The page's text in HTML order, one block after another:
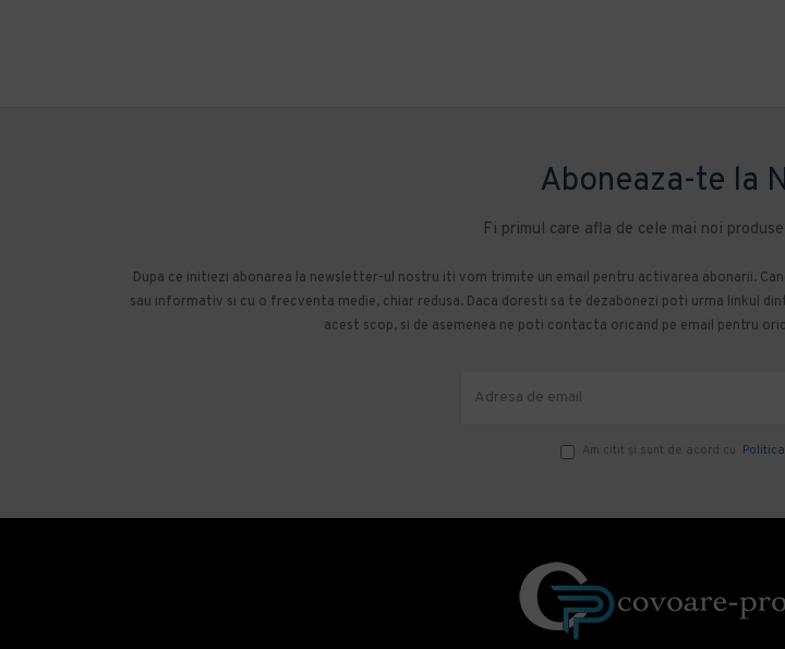
Aboneaza-te la
Fi primul care afla de cele mai noi
Dupa ce initiezi abonarea la newsletter-ul nostru iti vom trimite un email pentru activarea abonarii.
sau informativ si cu o frecventa medie, chiar redusa. Daca doresti sa te dezabonezi poti urma linkul
acest scop, si de asemenea ne poti contacta oricand pe email pentru
Am citit şi sunt de acord cu